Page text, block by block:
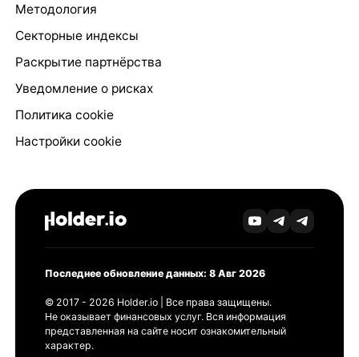
Методология
Секторные индексы
Раскрытие партнёрства
Уведомление о рисках
Политика cookie
Настройки cookie
Последнее обновление данных: 8 Авг 2026
© 2017 - 2026 Holder.io | Все права защищены.
Не оказывает финансовых услуг. Вся информация
представленная на сайте носит ознакомительный
характер.